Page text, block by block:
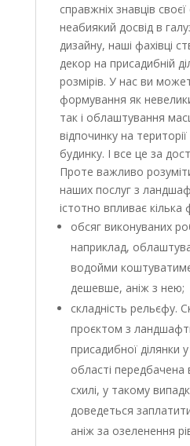
справжніх знавців
неабиякий досвід в
дизайну, наші фахівці
декор на присадибній
розмірів. У нас ви
формування як
так і облаштування
відпочинку на
будинку. І все це за
Проте важливо
наших послуг з
істотно впливає кілька
обсяг виконуваних
наприклад,
водойми
дешевше, аніж з нею;
складність рельєфу.
проєктом з
присадибної ділянки
області передбачена
схилі, у такому
доведеться
аніж за озеленення